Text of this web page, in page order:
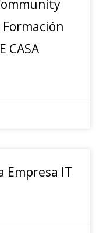
CASA
Empresa IT